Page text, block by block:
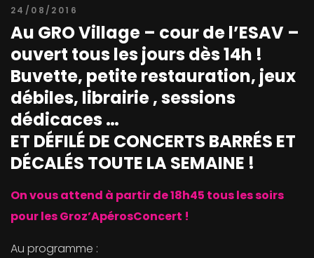
24/08/2016
Au GRO Village – cour de l’ESAV –
ouvert tous les jours dès 14h !
Buvette, petite restauration, jeux
débiles, librairie , sessions
dédicaces …
ET DÉFILÉ DE CONCERTS BARRÉS ET
DÉCALÉS TOUTE LA SEMAINE !
On vous attend à partir de 18h45 tous les soirs
pour les Groz’ApérosConcert !
Au programme :